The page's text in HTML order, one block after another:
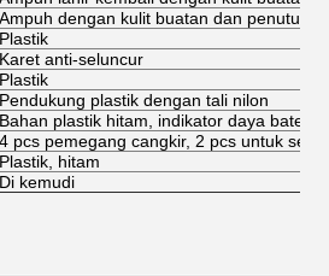
Ampuh dengan kulit buatan dan penutup
Plastik
Karet anti-seluncur
Plastik
Pendukung plastik dengan tali nilon
Bahan plastik hitam, indikator daya
4 pcs pemegang cangkir, 2 pcs untuk
Plastik, hitam
Di kemudi